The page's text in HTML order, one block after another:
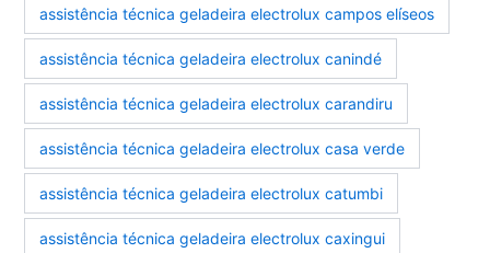
assistência técnica geladeira electrolux campos elíseos
assistência técnica geladeira electrolux canindé
assistência técnica geladeira electrolux carandiru
assistência técnica geladeira electrolux casa verde
assistência técnica geladeira electrolux catumbi
assistência técnica geladeira electrolux caxingui